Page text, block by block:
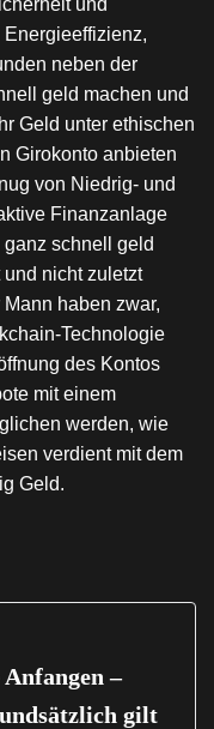
und
neben der
geld machen und
Geld unter ethischen
Girokonto anbieten
von Niedrig- und
Finanzanlage
schnell geld
nicht zuletzt
haben zwar,
Technologie
des Kontos
mit einem
werden, wie
verdient mit dem
Geld.
–
gilt